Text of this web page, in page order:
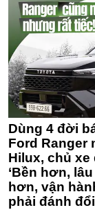
Dùng 4 đời
Ford Ranger
Hilux, chủ xe
‘Bền hơn,
hơn, vận
phải đánh